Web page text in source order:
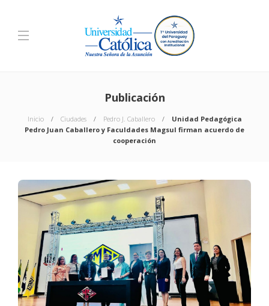
Publicación
Inicio Ciudades Pedro J. Caballero
Unidad Pedagógica
Pedro Juan Caballero y Faculdades Magsul firman acuerdo de
cooperación